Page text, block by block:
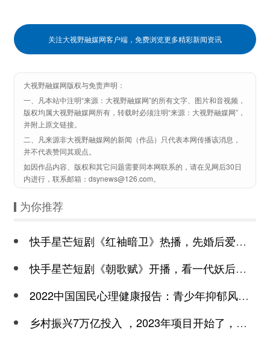
关注大视野融媒网客户端，免费浏览更多精彩新闻资讯
大视野融媒网版权与免责声明：
一、凡本站中注明“来源：大视野融媒网”的所有文字、图片和音视频，
版权均属大视野融媒网所有，转载时必须注明“来源：大视野融媒网”，
并附上原文链接。
二、凡来源非大视野融媒网的新闻（作品）只代表本网传播该消息，
并不代表赞同其观点。
如因作品内容、版权和其它问题需要同本网联系的，请在见网后30日
内进行，联系邮箱：dsynews@126.com。
为你推荐
快手星芒短剧《红袖暗卫》热播，先婚后爱诠释别样浪漫
快手星芒短剧《朝歌赋》开播，看一代妖后与心机皇上极限拉扯
2022中国国民心理健康报告：青少年抑郁风险高于成年
乡村振兴7万亿投入 ，2023年项目开始了，总有一个适合你